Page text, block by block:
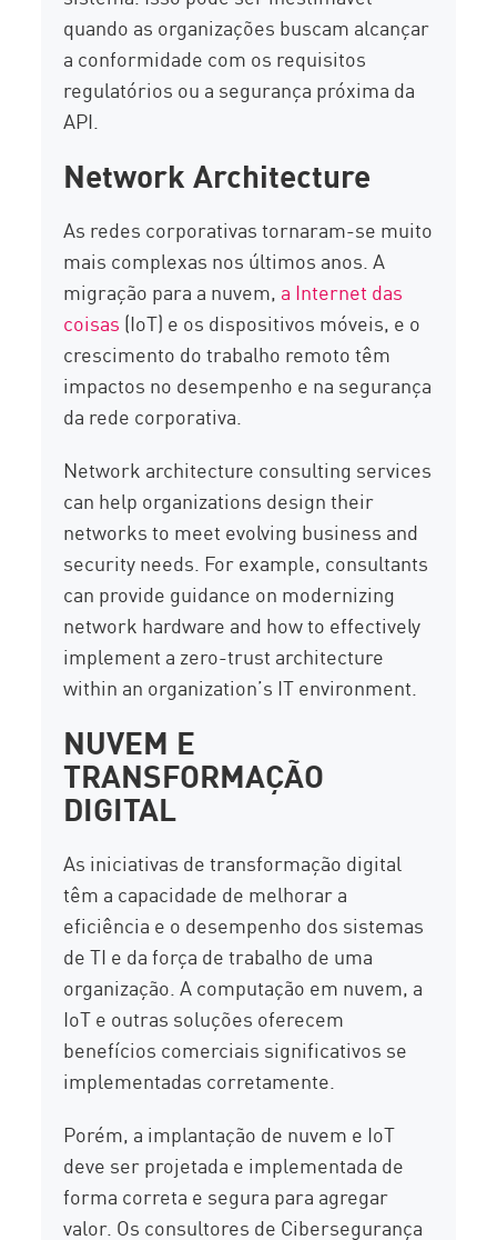
quando as organizações buscam alcançar
a conformidade com os requisitos
regulatórios ou a segurança próxima da
API.
Network Architecture
As redes corporativas tornaram-se muito
mais complexas nos últimos anos. A
migração para a nuvem, a Internet das
coisas (IoT) e os dispositivos móveis, e o
crescimento do trabalho remoto têm
impactos no desempenho e na segurança
da rede corporativa.
Network architecture consulting services
can help organizations design their
networks to meet evolving business and
security needs. For example, consultants
can provide guidance on modernizing
network hardware and how to effectively
implement a zero-trust architecture
within an organization’s IT environment.
NUVEM E
TRANSFORMAÇÃO
DIGITAL
As iniciativas de transformação digital
têm a capacidade de melhorar a
eficiência e o desempenho dos sistemas
de TI e da força de trabalho de uma
organização. A computação em nuvem, a
IoT e outras soluções oferecem
benefícios comerciais significativos se
implementadas corretamente.
Porém, a implantação de nuvem e IoT
deve ser projetada e implementada de
forma correta e segura para agregar
valor. Os consultores de Cibersegurança